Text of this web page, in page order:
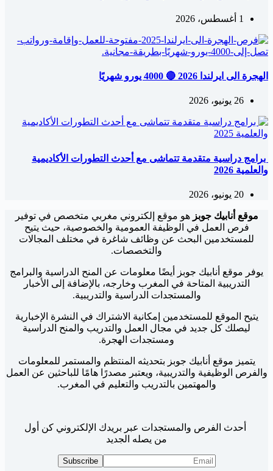
1 أغسطس، 2026
الهجرة الى ايرلندا 2026 🔴 4000 يورو شهريًا
26 يونيو، 2026
برامج دراسية متقدمة تتماشى مع أحدث التطورات الأكاديمية
والعلمية 2026
20 يونيو، 2026
موقع أنابيك جوبزهو موقع إلكتروني مغربي متخصص في توفير
فرص العمل في الوظيفة العمومية والخصوصية، حيث يتيح
للمستخدمين البحث عن وظائف شاغرة في مختلف المجالات
والتخصصات.
يوفر موقع أنابيك جوبز أيضًا معلومات عن المنح الدراسية والبرامج
التدريبية المتاحة في المغرب وخارجه، بالإضافة إلى الأخبار
والمستجدات الدراسية والتدريبية.
يتيح الموقع للمستخدمين إمكانية الاشتراك في النشرة الإخبارية
ليصلك كل جديد في مجال العمل والتدريب والمنح الدراسية
ومستجدات الهجرة.
يتميز موقع أنابيك جوبز بتحديثه المنتظم والمستمر للمعلومات
والفرص الوظيفية والتدريبية، ويعتبر مصدرًا هامًا للباحثين عن العمل
والمهتمين بالتدريب والتعليم في المغرب.
أحدث الفرص والمستجدات عبر بريدك الإلكتروني كن أول
من يصله الجديد